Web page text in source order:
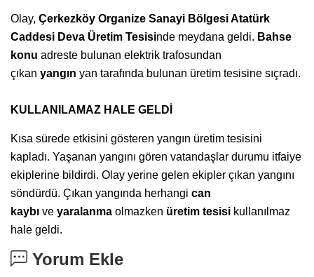
Olay, Çerkezköy Organize Sanayi Bölgesi Atatürk
Caddesi Deva Üretim Tesisinde meydana geldi. Bahse
konu adreste bulunan elektrik trafosundan
çıkan yangın yan tarafında bulunan üretim tesisine sıçradı.
KULLANILAMAZ HALE GELDİ
Kısa sürede etkisini gösteren yangın üretim tesisini
kapladı. Yaşanan yangını gören vatandaşlar durumu itfaiye
ekiplerine bildirdi. Olay yerine gelen ekipler çıkan yangını
söndürdü. Çıkan yangında herhangi can
kaybı ve yaralanma olmazken üretim tesisi kullanılmaz
hale geldi.
Yorum Ekle